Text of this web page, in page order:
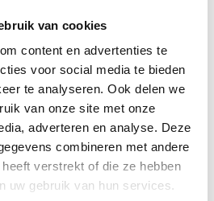
van cookies
content en advertenties te
voor social media te bieden
te analyseren. Ook delen we
van onze site met onze
adverteren en analyse. Deze
combineren met andere
verstrekt of die ze hebben
uw gebruik van hun services.
in de wasmachine op 30 graden.